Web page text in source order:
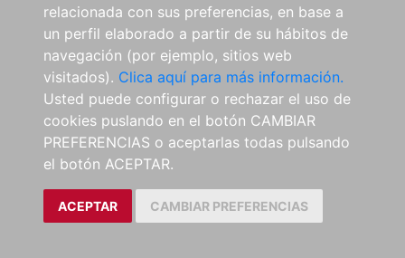
relacionada con sus preferencias, en base a
un perfil elaborado a partir de su hábitos de
navegación (por ejemplo, sitios web
visitados). Clica aquí para más información.
Usted puede configurar o rechazar el uso de
cookies puslando en el botón CAMBIAR
PREFERENCIAS o aceptarlas todas pulsando
el botón ACEPTAR.
ACEPTAR CAMBIAR PREFERENCIAS